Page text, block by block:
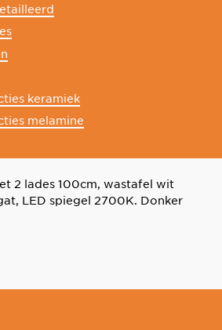
keramiek
melamine
2 lades 100cm, wastafel wit
LED spiegel 2700K. Donker